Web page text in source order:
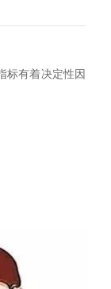
标有着决定性因